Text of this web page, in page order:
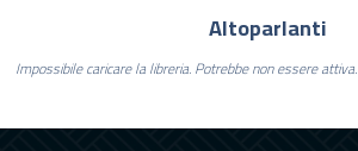
Altoparlanti
Impossibile caricare la libreria. Potrebbe non essere attiva.